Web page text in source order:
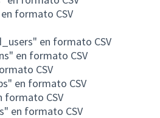
formato CSV
en formato CSV
en formato CSV
CSV
en formato CSV
formato CSV
en formato CSV